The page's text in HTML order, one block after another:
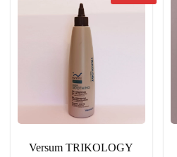
Versum TRIKOLOGY